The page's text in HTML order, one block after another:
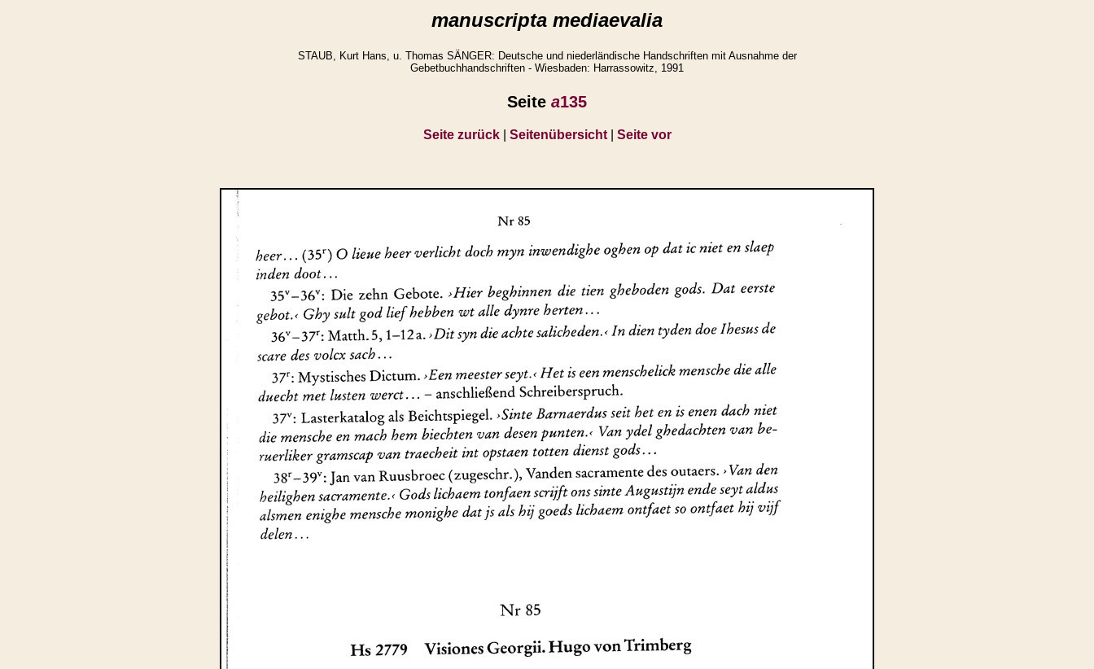
manuscripta mediaevalia
STAUB, Kurt Hans, u. Thomas SÄNGER: Deutsche und niederländische Handschriften mit Ausnahme der
Gebetbuchhandschriften - Wiesbaden: Harrassowitz, 1991
Seite a135
Seite zurück| Seitenübersicht| Seite vor